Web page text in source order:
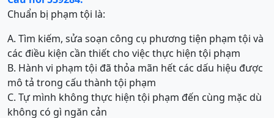
Chuẩn bị phạm tội là:
A. Tìm kiếm, sửa soạn công cụ phương tiện phạm tội và
các điều kiện cần thiết cho việc thực hiện tội phạm
B. Hành vi phạm tội đã thỏa mãn hết các dấu hiệu được
mô tả trong cấu thành tội phạm
C. Tự mình không thực hiện tội phạm đến cùng mặc dù
không có gì ngăn cản